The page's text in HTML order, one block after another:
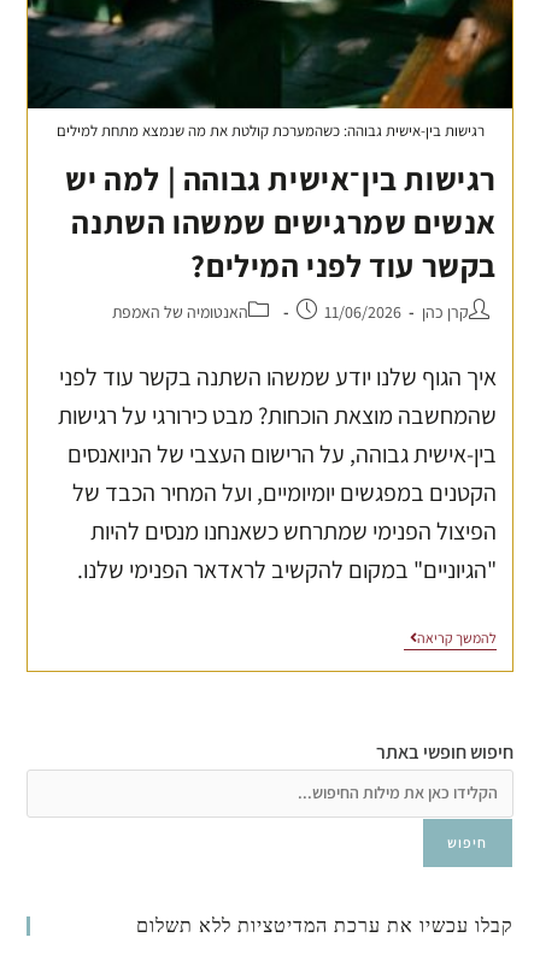
רגישות בין-אישית גבוהה: כשהמערכת קולטת את מה שנמצא מתחת למילים
רגישות בין־אישית גבוהה | למה יש
אנשים שמרגישים שמשהו השתנה
בקשר עוד לפני המילים?
קרן כהן 11/06/2026 האנטומיה של האמפת
איך הגוף שלנו יודע שמשהו השתנה בקשר עוד לפני
שהמחשבה מוצאת הוכחות? מבט כירורגי על רגישות
בין-אישית גבוהה, על הרישום העצבי של הניואנסים
הקטנים במפגשים יומיומיים, ועל המחיר הכבד של
הפיצול הפנימי שמתרחש כשאנחנו מנסים להיות
"הגיוניים" במקום להקשיב לראדאר הפנימי שלנו.
להמשך קריאה
חיפוש חופשי באתר
חיפוש
קבלו עכשיו את ערכת המדיטציות ללא תשלום